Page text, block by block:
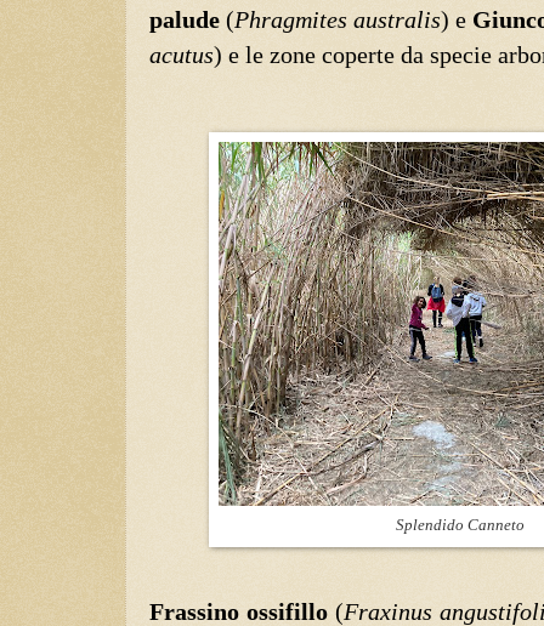
palude (Phragmites australis) e
acutus) e le zone coperte da specie
Splendido Canneto
Frassino ossifillo (Fraxinus